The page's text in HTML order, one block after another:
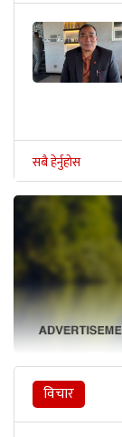
सबै हेर्नुहोस
विचार